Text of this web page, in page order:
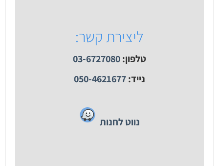
ליצירת קשר:
טלפון:03-6727080
נייד:050-4621677
נווט לחנות